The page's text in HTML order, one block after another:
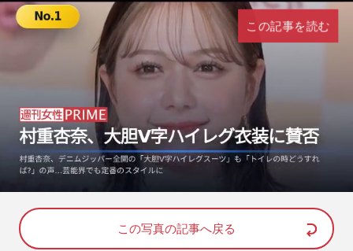
n
u
o
d
d
:
8
この記事を読む
この写真の記事へ戻る